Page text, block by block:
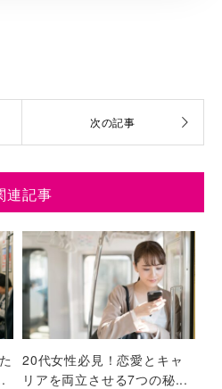
連記事
20代女性必見！恋愛とキャ
リアを両立させる7つの秘...